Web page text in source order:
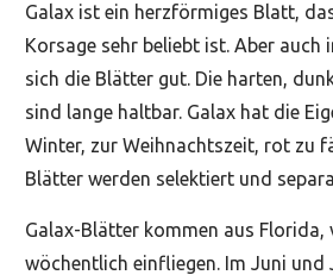
Galax ist ein herzförmiges Blatt,
Korsage sehr beliebt ist. Aber auch
sich die Blätter gut. Die harten,
sind lange haltbar. Galax hat die
Winter, zur Weihnachtszeit, rot zu
Blätter werden selektiert und
Galax-Blätter kommen aus Florida,
wöchentlich einfliegen. Im Juni